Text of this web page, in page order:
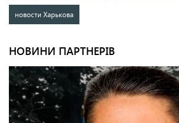
новости Харькова